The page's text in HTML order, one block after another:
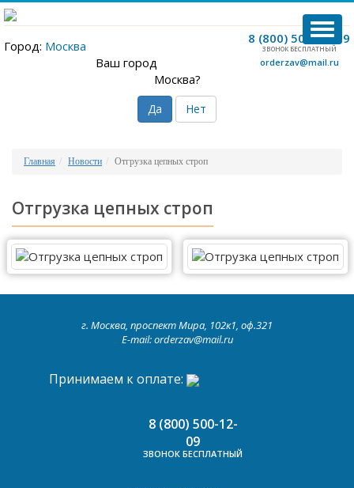
8 (800) 500-12-09
ЗВОНОК БЕСПЛАТНЫЙ
orderzav@mail.ru
Город: Москва
Ваш город
Москва?
Да Нет
Главная Новости Отгрузка цепных строп
Отгрузка цепных строп
г. Москва, проспект Мира, 102к1, оф.321
E-mail: orderzav@mail.ru
Принимаем к оплате:
8 (800) 500-12-
09
ЗВОНОК БЕСПЛАТНЫЙ